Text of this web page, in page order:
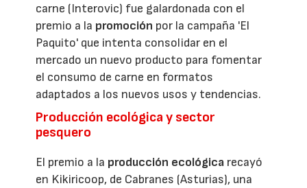
carne (Interovic) fue galardonada con el
premio a la promoción por la campaña 'El
Paquito' que intenta consolidar en el
mercado un nuevo producto para fomentar
el consumo de carne en formatos
adaptados a los nuevos usos y tendencias.
Producción ecológica y sector
pesquero
El premio a la producción ecológica recayó
en Kikiricoop, de Cabranes (Asturias), una